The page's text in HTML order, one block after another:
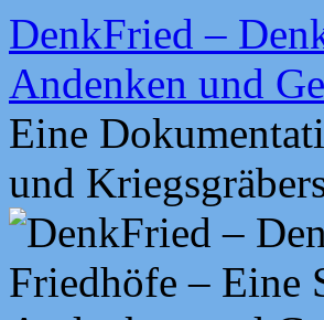
Zum
Inhalt
springen
DenkFried –
Andenken und
Eine
und